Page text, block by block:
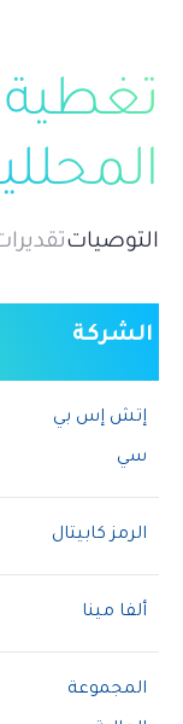
تغطية
التوصيات